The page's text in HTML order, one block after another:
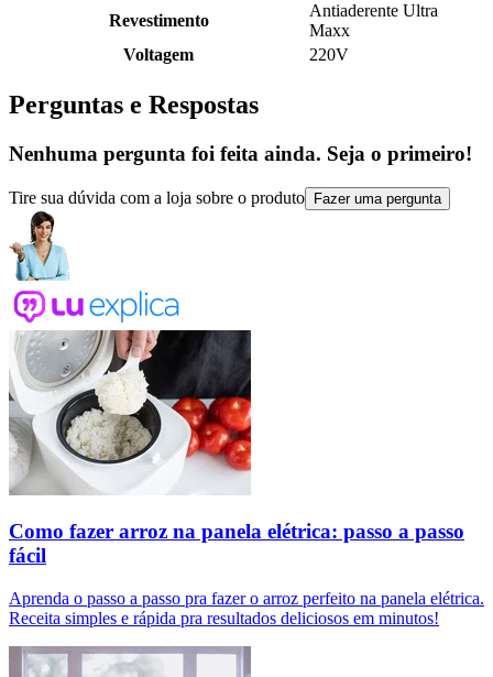
Revestimento
Antiaderente Ultra
Maxx
Voltagem
220V
Perguntas e Respostas
Nenhuma pergunta foi feita ainda. Seja o primeiro!
Tire sua dúvida com a loja sobre o produto Fazer uma pergunta
Como fazer arroz na panela elétrica: passo a passo
fácil
Aprenda o passo a passo pra fazer o arroz perfeito na panela elétrica.
Receita simples e rápida pra resultados deliciosos em minutos!